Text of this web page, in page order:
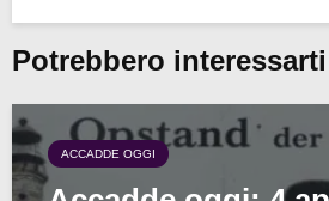
Potrebbero interessarti
ACCADDE OGGI